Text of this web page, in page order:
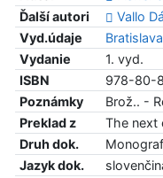
Ďalší autori
Vallo
Vyd.údaje
Bratislava
Vydanie
1. vyd.
ISBN
978-80-
Poznámky
Brož.. -
Preklad z
The next
Druh dok.
Jazyk dok.